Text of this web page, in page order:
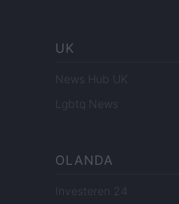
UK
News Hub UK
Lgbtq News
OLANDA
Investeren 24